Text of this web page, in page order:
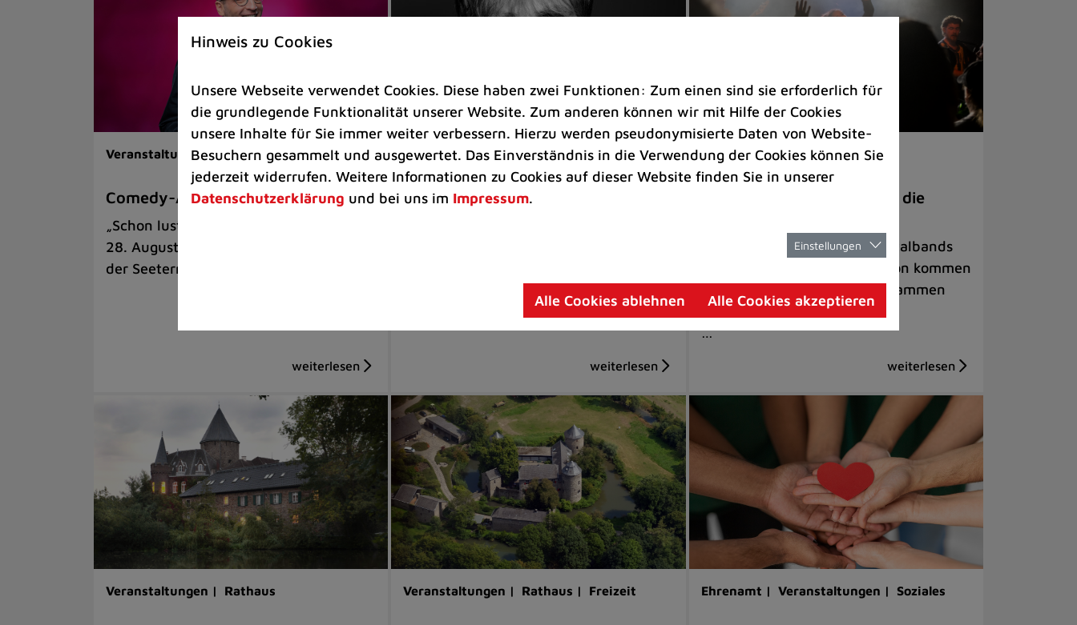
Veranstaltungen | Kunst & Kultur
Comedy-Abend mit Benni Stark
„Schon lustig, wenn’s witzig ist!“ am
28. August auf der Sommerbühne an
der Seeterrasse
Veranstaltungen
Kultkicker Ansgar Brinkmann
Veranstaltungen
„Manege Madness“ bringt die
Internationale Rock- und Metalbands
und starke Acts aus der Region kommen
am 17. Oktober in Lintorf zusammen
…
Veranstaltungen | Rathaus Veranstaltungen | Rathaus | Freizeit Ehrenamt | Veranstaltungen | Soziales
Hinweis zu Cookies
Unsere Webseite verwendet Cookies. Diese haben zwei Funktionen: Zum einen sind sie erforderlich für
die grundlegende Funktionalität unserer Website. Zum anderen können wir mit Hilfe der Cookies
unsere Inhalte für Sie immer weiter verbessern. Hierzu werden pseudonymisierte Daten von Website-
Besuchern gesammelt und ausgewertet. Das Einverständnis in die Verwendung der Cookies können Sie
jederzeit widerrufen. Weitere Informationen zu Cookies auf dieser Website finden Sie in unserer
Datenschutzerklärung und bei uns im Impressum.
Einstellungen
Alle Cookies ablehnen Alle Cookies akzeptieren